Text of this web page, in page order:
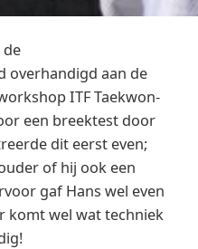
overhandigd aan de
ITF Taekwon-
een breektest door
dit eerst even;
of hij ook een
gaf Hans wel even
komt wel wat techniek